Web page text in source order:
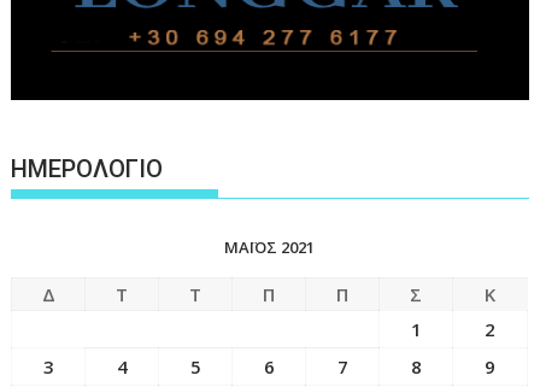
ΗΜΕΡΟΛΟΓΙΟ
ΜΆΙΟΣ 2021
Δ Τ Τ Π Π Σ
Κ
1
2
3
4 5 6 7 8
9